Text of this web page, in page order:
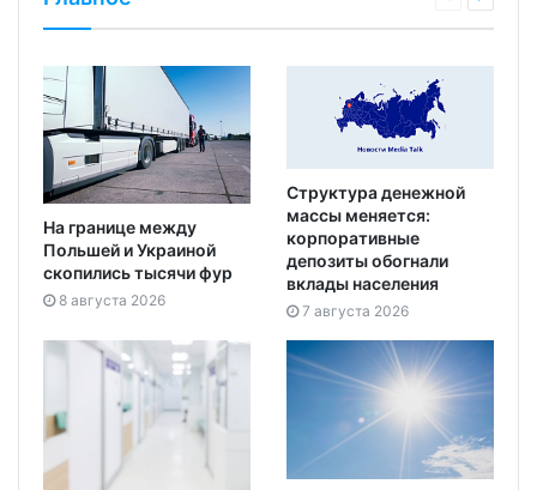
На границе между
Польшей и Украиной
скопились тысячи фур
8 августа 2026
Структура денежной
массы меняется:
корпоративные
депозиты обогнали
вклады населения
7 августа 2026